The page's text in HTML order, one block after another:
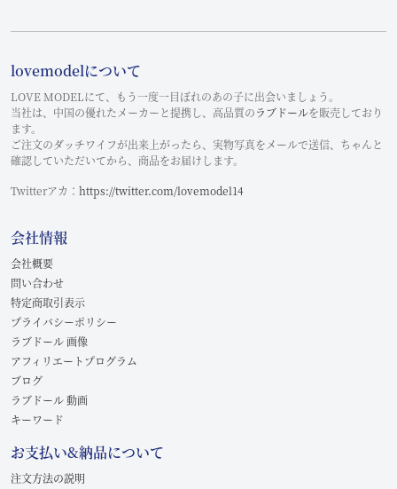
lovemodelについて
LOVE MODELにて、もう一度一目ぼれのあの子に出会いましょう。
当社は、中国の優れたメーカーと提携し、高品質のラブドールを販売しており
ます。
ご注文のダッチワイフが出来上がったら、実物写真をメールで送信、ちゃんと
確認していただいてから、商品をお届けします。
Twitterアカ： https://twitter.com/lovemodel14
会社情報
会社概要
問い合わせ
特定商取引表示
プライバシーポリシー
ラブドール 画像
アフィリエートプログラム
ブログ
ラブドール 動画
キーワード
お支払い&納品について
注文方法の説明